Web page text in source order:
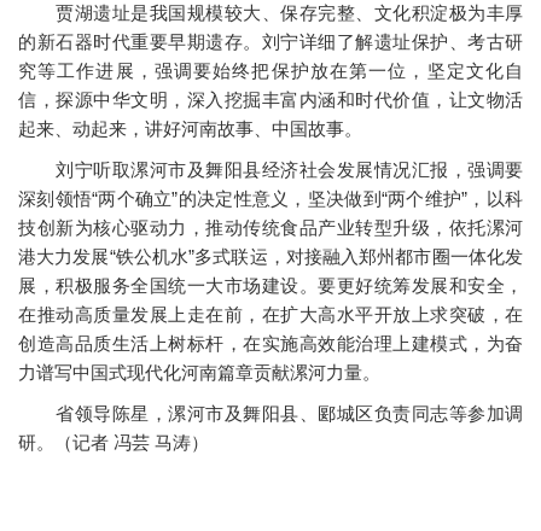
贾湖遗址是我国规模较大、保存完整、文化积淀极为丰厚
的新石器时代重要早期遗存。刘宁详细了解遗址保护、考古研
究等工作进展，强调要始终把保护放在第一位，坚定文化自
信，探源中华文明，深入挖掘丰富内涵和时代价值，让文物活
起来、动起来，讲好河南故事、中国故事。
刘宁听取漯河市及舞阳县经济社会发展情况汇报，强调要
深刻领悟“两个确立”的决定性意义，坚决做到“两个维护”，以科
技创新为核心驱动力，推动传统食品产业转型升级，依托漯河
港大力发展“铁公机水”多式联运，对接融入郑州都市圈一体化发
展，积极服务全国统一大市场建设。要更好统筹发展和安全，
在推动高质量发展上走在前，在扩大高水平开放上求突破，在
创造高品质生活上树标杆，在实施高效能治理上建模式，为奋
力谱写中国式现代化河南篇章贡献漯河力量。
省领导陈星，漯河市及舞阳县、郾城区负责同志等参加调
研。（记者 冯芸 马涛）